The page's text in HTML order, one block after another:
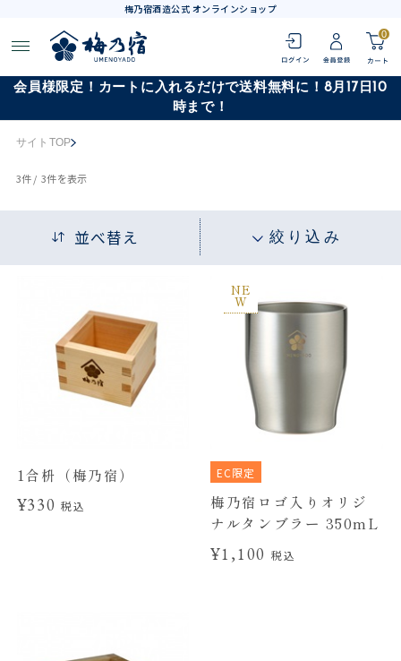
梅乃宿酒造公式 オンラインショップ
0
会員様限定！カートに入れるだけで送料無料に！8月17日10
時まで！
サイトTOP
3件 / 3件を表示
並べ替え 絞り込み
1合枡（梅乃宿）
¥330税込
NE
W
EC限定
梅乃宿ロゴ入りオリジ
ナルタンブラー 350mL
¥1,100 税込